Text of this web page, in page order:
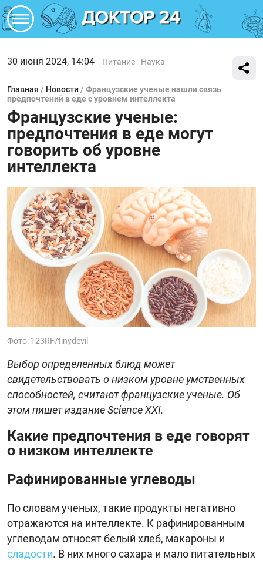
30 июня 2024, 14:04 Питание Наука
Главная / Новости / Французские ученые нашли связь
предпочтений в еде с уровнем интеллекта
Французские ученые:
предпочтения в еде могут
говорить об уровне
интеллекта
Фото: 123RF/tinydevil
Выбор определенных блюд может
свидетельствовать о низком уровне умственных
способностей, считают французские ученые. Об
этом пишет издание Science XXI.
Какие предпочтения в еде говорят
о низком интеллекте
Рафинированные углеводы
По словам ученых, такие продукты негативно
отражаются на интеллекте. К рафинированным
углеводам относят белый хлеб, макароны и
сладости. В них много сахара и мало питательных